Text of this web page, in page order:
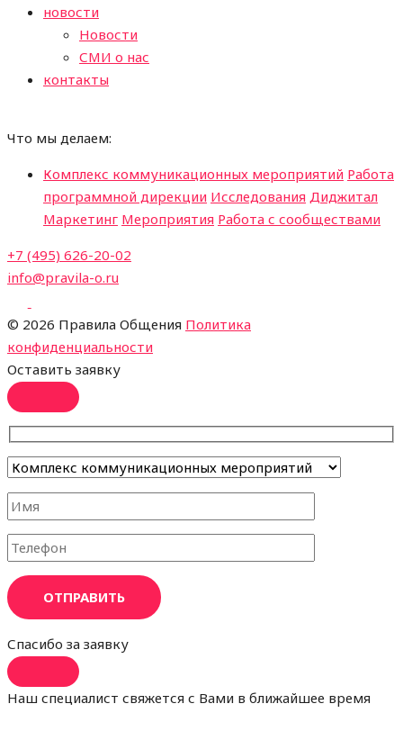
новости
Новости
СМИ о нас
контакты
Что мы делаем:
Комплекс коммуникационных мероприятий Работа
программной дирекции Исследования Диджитал
Маркетинг Мероприятия Работа с сообществами
+7 (495) 626-20-02
info@pravila-o.ru
© 2026 Правила Общения Политика
конфиденциальности
Оставить заявку
ОТПРАВИТЬ
Спасибо за заявку
Наш специалист свяжется с Вами в ближайшее время